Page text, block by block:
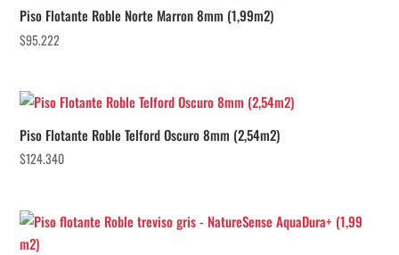
Piso Flotante Roble Norte Marron 8mm (1,99m2)
$95.222
Piso Flotante Roble Telford Oscuro 8mm (2,54m2)
$124.340